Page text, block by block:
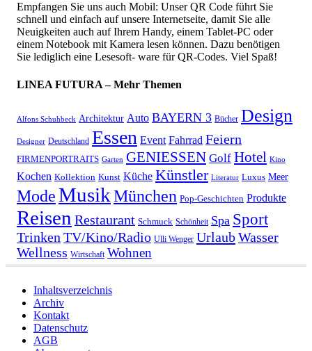
Empfangen Sie uns auch Mobil: Unser QR Code führt Sie
schnell und einfach auf unsere Internetseite, damit Sie alle
Neuigkeiten auch auf Ihrem Handy, einem Tablet-PC oder
einem Notebook mit Kamera lesen können. Dazu benötigen
Sie lediglich eine Lesesoft- ware für QR-Codes. Viel Spaß!
LINEA FUTURA – Mehr Themen
Alfons Schuhbeck Architektur Auto BAYERN 3 Bücher Design
Designer Deutschland Essen Event Fahrrad Feiern
FIRMENPORTRAITS Garten GENIESSEN Golf Hotel Kino
Kochen Kollektion Kunst Küche Künstler Literatur Luxus Meer
ModeMusikMünchen Pop-Geschichten Produkte
Reisen Restaurant Schmuck Schönheit Spa Sport
Trinken TV/Kino/Radio Ulli Wenger UrlaubWasser
Wellness Wirtschaft Wohnen
Inhaltsverzeichnis
Archiv
Kontakt
Datenschutz
AGB